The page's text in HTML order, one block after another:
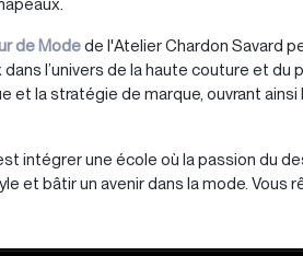
de Modede l'Atelier Chardon Savard
l’univers de la haute couture et
et la stratégie de marque, ouvrant
intégrer une école où la passion du
et bâtir un avenir dans la mode. Vous